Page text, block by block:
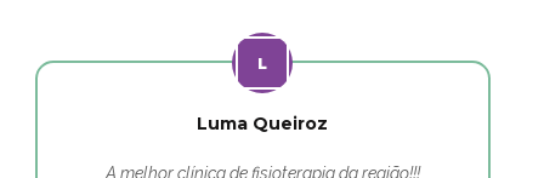
Luma Queiroz
A melhor clínica de fisioterapia da região!!!